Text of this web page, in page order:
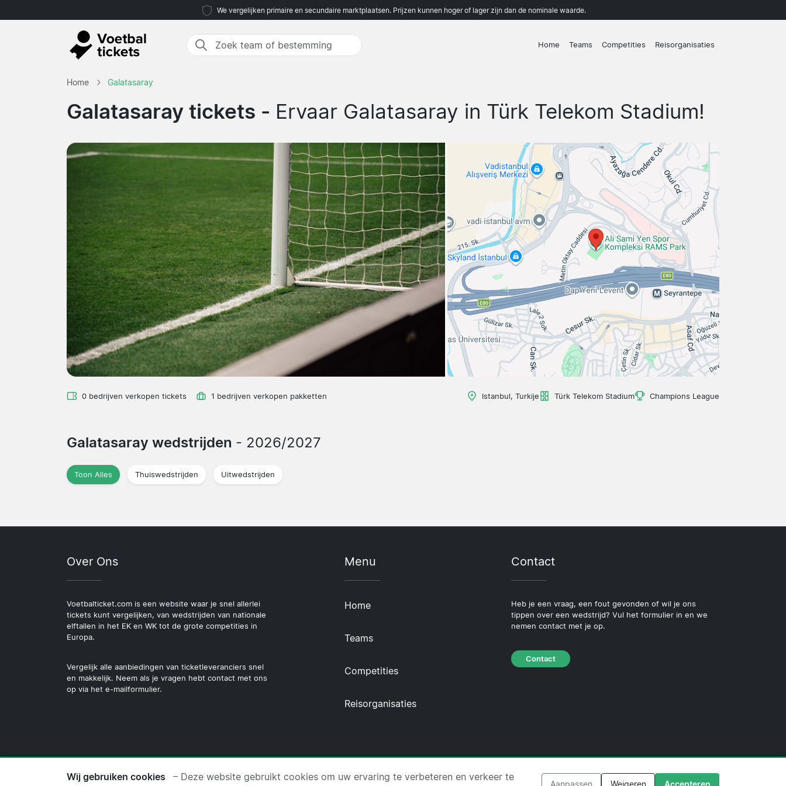
We vergelijken primaire en secundaire marktplaatsen. Prijzen kunnen hoger of lager zijn dan de nominale waarde.
Home Teams Competities Reisorganisaties
Home Galatasaray
Galatasaray tickets - Ervaar Galatasaray in Türk Telekom Stadium!
0 bedrijven verkopen tickets 1 bedrijven verkopen pakketten Istanbul, Turkije Türk Telekom Stadium Champions League
Galatasaray wedstrijden - 2026/2027
Toon Alles Thuiswedstrijden Uitwedstrijden
Over Ons
Voetbalticket.com is een website waar je snel allerlei
tickets kunt vergelijken, van wedstrijden van nationale
elftallen in het EK en WK tot de grote competities in
Europa.
Vergelijk alle aanbiedingen van ticketleveranciers snel
en makkelijk. Neem als je vragen hebt contact met ons
op via het e-mailformulier.
Menu
Home
Teams
Competities
Reisorganisaties
Contact
Heb je een vraag, een fout gevonden of wil je ons
tippen over een wedstrijd? Vul het formulier in en we
nemen contact met je op.
Contact
© 2026 Copyright Voetbalticket.com ·Over Ons·Contact ·Privacybeleid·Cookiebeleid·Redactioneel beleid
Wij gebruiken cookies
– Deze website gebruikt cookies om uw ervaring te verbeteren en verkeer te
Aanpassen Weigeren Accepteren